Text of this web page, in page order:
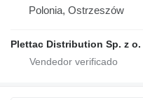
Polonia, Ostrzeszów
Plettac Distribution Sp. z o.